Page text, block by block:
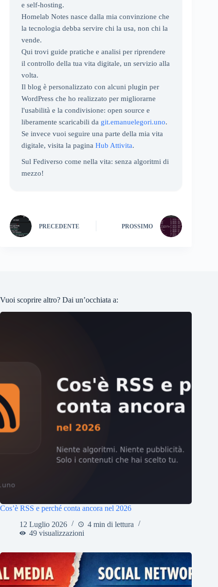
e self-hosting.
Homelab Notes nasce dalla mia convinzione che
la tecnologia debba servire chi la usa, non chi la
vende.
Qui trovi guide pratiche e analisi per riprendere
il controllo della tua vita digitale, un servizio alla
volta.
Il blog è personalizzato con alcuni plugin per
WordPress che ho realizzato per migliorarne
l'usabilità e la condivisione: open source e
liberamente scaricabili da git.emanuelegori.uno.
Se invece vuoi seguire una parte della mia vita
digitale, visita la pagina Hub Attivita.
Sul Fediverso come nella vita: senza algoritmi di
mezzo!
PRECEDENTE PROSSIMO
Vuoi scoprire altro? Dai un’occhiata a:
Cos’è RSS e perché conta ancora nel 2026
12 Luglio 2026
4 min di lettura
49 visualizzazioni